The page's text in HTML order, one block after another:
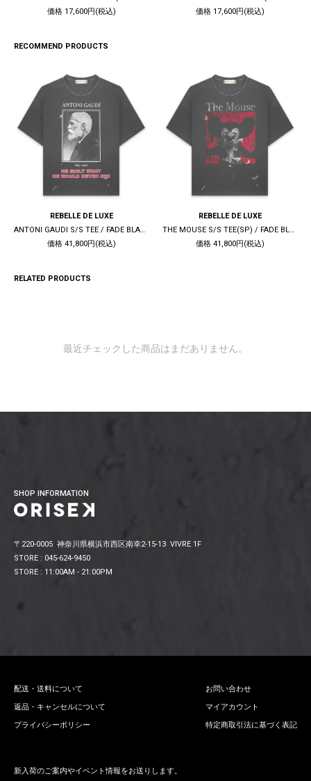
価格 17,600円(税込)
価格 17,600円(税込)
RECOMMEND PRODUCTS
REBELLE DE LUXE
ANTONI GAUDI S/S TEE / FADE BLACK
価格 41,800円(税込)
REBELLE DE LUXE
THE MOUSE S/S TEE(SP) / FADE BLACK
価格 41,800円(税込)
RELATED PRODUCTS
最近チェックした商品はまだありません。
SHOP INFORMATION
〒220-0005 神奈川県横浜市西区南幸2-15-13 VIVRE 1F
STORE : 045-624-9450
STORE : 11:00AM - 21:00PM
配送・送料について
返品・キャンセルについて
プライバシーポリシー
お問い合わせ
マイアカウント
特定商取引法に基づく表記
新入荷のご案内やイベント情報をお送りします。